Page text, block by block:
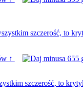
szczerość, to
↑ 655
szczerość, to